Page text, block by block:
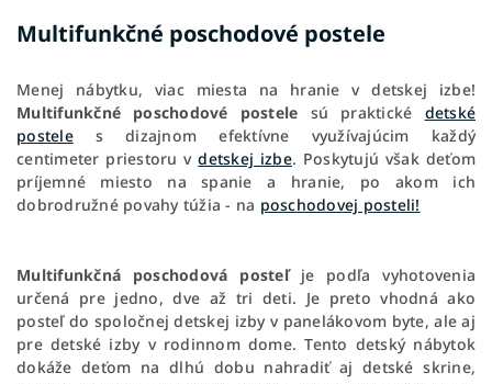
Multifunkčné poschodové postele
Menej nábytku, viac miesta na hranie v detskej izbe!
Multifunkčné poschodové postele sú praktické detské
posteles dizajnom efektívne využívajúcim každý
centimeter priestoru vdetskej izbe. Poskytujú však deťom
príjemné miesto na spanie a hranie, po akom ich
dobrodružné povahy túžia - na poschodovej posteli!
Multifunkčná poschodová posteľje podľa vyhotovenia
určená pre jedno, dve až tri deti. Je preto vhodná ako
posteľ do spoločnej detskej izby v panelákovom byte, ale aj
pre detské izby v rodinnom dome. Tento detský nábytok
dokáže deťom na dlhú dobu nahradiť aj detské skrine,